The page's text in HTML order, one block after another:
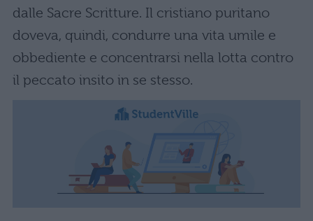
dalle Sacre Scritture. Il cristiano puritano
doveva, quindi, condurre una vita umile e
obbediente e concentrarsi nella lotta contro
il peccato insito in se stesso.